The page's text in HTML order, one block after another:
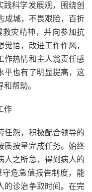
践科学发展观，围绕创
成城，不畏艰险，百折
灾精神，并向参加抗
悟，改进工作作风，
作热情和主人翁责任感
平也有了明显提高，这
帮助。
作
怨，积极配合领导的
质按量完成任务。始终
人之所急，得到病人的
危急值报告制度，能
的诊治争取时间。在完